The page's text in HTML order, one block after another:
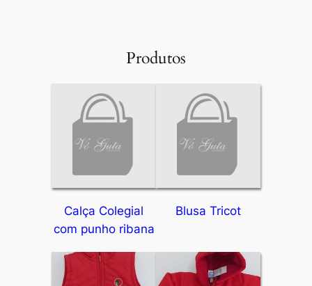
Produtos
Calça Colegial
com punho ribana
Blusa Tricot